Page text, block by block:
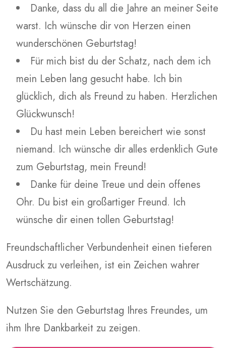
Danke, dass du all die Jahre an meiner Seite
warst. Ich wünsche dir von Herzen einen
wunderschönen Geburtstag!
Für mich bist du der Schatz, nach dem ich
mein Leben lang gesucht habe. Ich bin
glücklich, dich als Freund zu haben. Herzlichen
Glückwunsch!
Du hast mein Leben bereichert wie sonst
niemand. Ich wünsche dir alles erdenklich Gute
zum Geburtstag, mein Freund!
Danke für deine Treue und dein offenes
Ohr. Du bist ein großartiger Freund. Ich
wünsche dir einen tollen Geburtstag!
Freundschaftlicher Verbundenheit einen tieferen
Ausdruck zu verleihen, ist ein Zeichen wahrer
Wertschätzung.
Nutzen Sie den Geburtstag Ihres Freundes, um
ihm Ihre Dankbarkeit zu zeigen.